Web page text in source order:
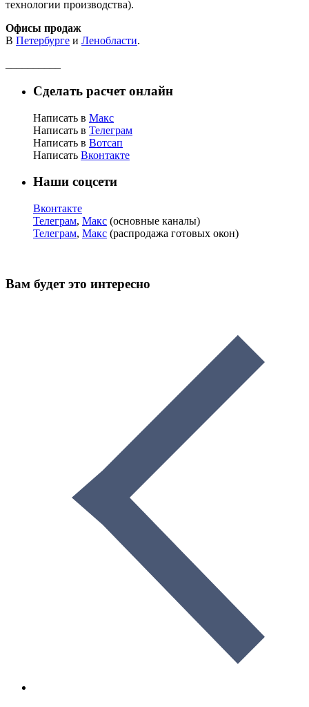
технологии производства).
Офисы продаж
В Петербурге и Ленобласти.
Сделать расчет онлайн
Написать в Макс
Написать в Телеграм
Написать в Вотсап
Написать Вконтакте
Наши соцсети
Вконтакте
Телеграм, Макс (основные каналы)
Телеграм, Макс (распродажа готовых окон)
Вам будет это интересно